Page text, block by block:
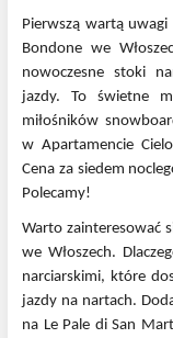
Pierwszą wartą
Bondone we
nowoczesne stoki
jazdy. To świetne
miłośników
w Apartamencie
Cena za siedem
Polecamy!
Warto zainteresować
we Włoszech.
narciarskimi, które
jazdy na nartach.
na Le Pale di San